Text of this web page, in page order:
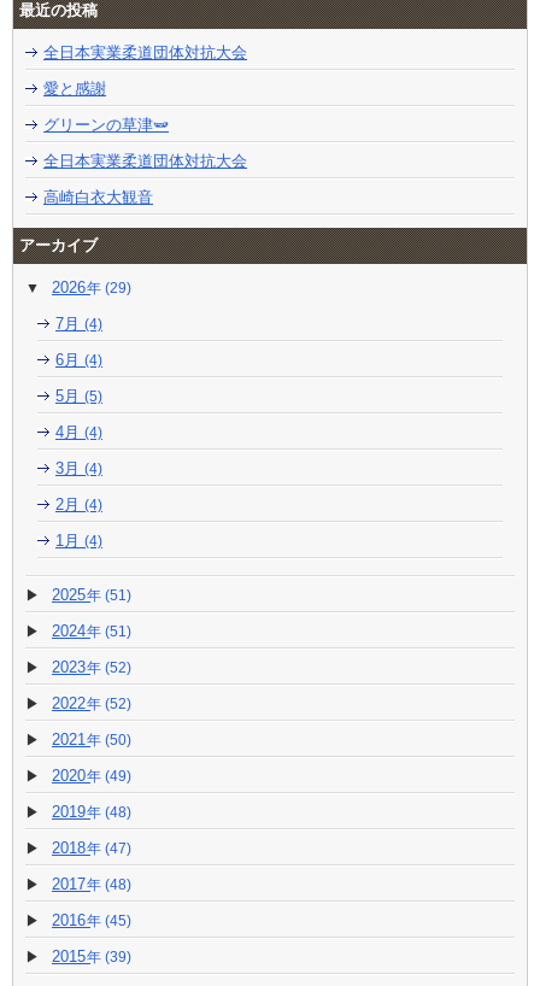
最近の投稿
全日本実業柔道団体対抗大会
愛と感謝
グリーンの草津🫛
全日本実業柔道団体対抗大会
高崎白衣大観音
アーカイブ
2026 (29)
7月 (4)
6月 (4)
5月 (5)
4月 (4)
3月 (4)
2月 (4)
1月 (4)
2025 (51)
2024 (51)
2023 (52)
2022 (52)
2021 (50)
2020 (49)
2019 (48)
2018 (47)
2017 (48)
2016 (45)
2015 (39)